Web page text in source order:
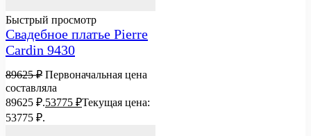
Быстрый просмотр
Свадебное платье Pierre
Cardin 9430
89625₽ Первоначальная цена
составляла
89625 ₽.53775 ₽Текущая цена:
53775 ₽.